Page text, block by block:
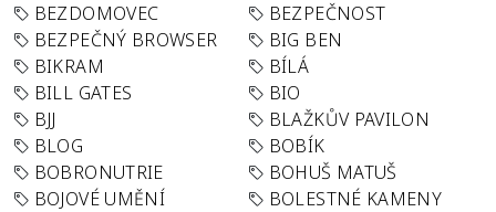
BEZDOMOVEC
BEZPEČNOST
BEZPEČNÝ BROWSER
BIG BEN
BIKRAM
BÍLÁ
BILL GATES
BIO
BJJ
BLAŽKŮV PAVILON
BLOG
BOBÍK
BOBRONUTRIE
BOHUŠ MATUŠ
BOJOVÉ UMĚNÍ
BOLESTNÉ KAMENY